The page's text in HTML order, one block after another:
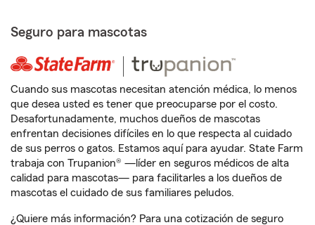
Seguro para mascotas
Cuando sus mascotas necesitan atención médica, lo menos
que desea usted es tener que preocuparse por el costo.
Desafortunadamente, muchos dueños de mascotas
enfrentan decisiones difíciles en lo que respecta al cuidado
de sus perros o gatos. Estamos aquí para ayudar. State Farm
trabaja con Trupanion® —líder en seguros médicos de alta
calidad para mascotas— para facilitarles a los dueños de
mascotas el cuidado de sus familiares peludos.
¿Quiere más información? Para una cotización de seguro